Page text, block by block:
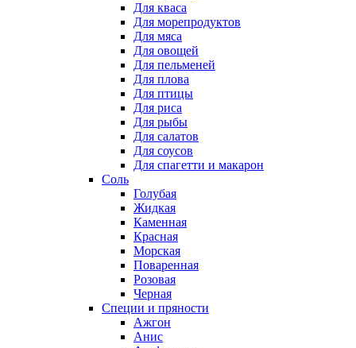
Для кваса
Для морепродуктов
Для мяса
Для овощей
Для пельменей
Для плова
Для птицы
Для риса
Для рыбы
Для салатов
Для соусов
Для спагетти и макарон
Соль
Голубая
Жидкая
Каменная
Красная
Морская
Поваренная
Розовая
Черная
Специи и пряности
Ажгон
Анис